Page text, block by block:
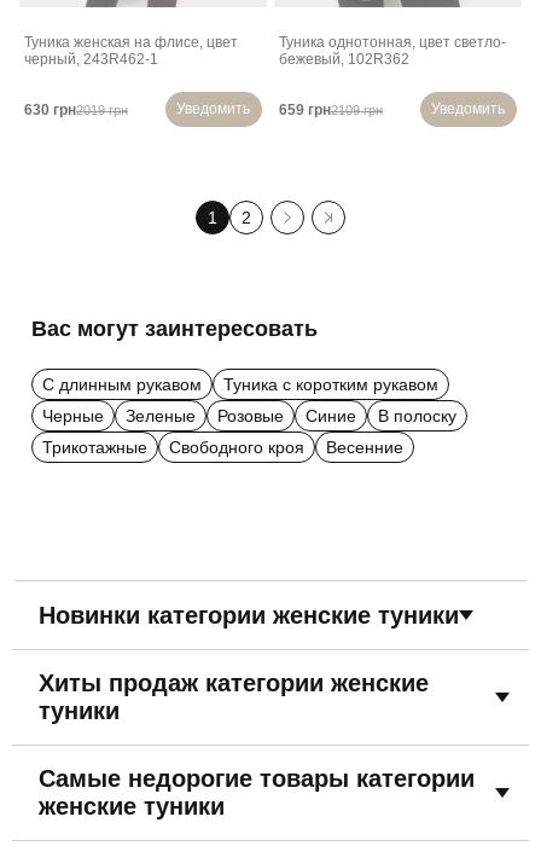
Туника женская на флисе, цвет
черный, 243R462-1
630 грн2019 грн Уведомить
Туника однотонная, цвет светло-
бежевый, 102R362
659 грн2109 грн Уведомить
1 2
Вас могут заинтересовать
С длинным рукавом
Туника с коротким рукавом
Черные
Зеленые Розовые Синие
В полоску
Трикотажные
Свободного кроя Весенние
Новинки категории женские туники
Хиты продаж категории женские
туники
Самые недорогие товары категории
женские туники